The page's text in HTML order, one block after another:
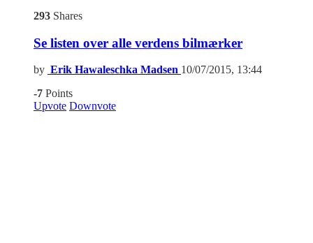
293 Shares
Se listen over alle verdens bilmærker
by Erik Hawaleschka Madsen 10/07/2015, 13:44
-7 Points
Upvote Downvote